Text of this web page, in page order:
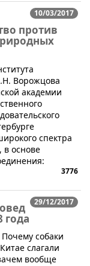
10/03/2017
против
Ворожцова
академии
спектра
в основе
3776
29/12/2017
года
собаки
слагали
вообще